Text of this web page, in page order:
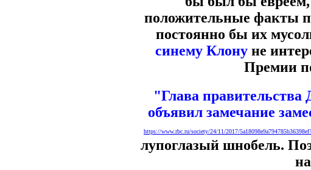
положительные факты
постоянно бы их
синему Клону не
Премии
"Глава
объявил замечание
https://www.rbc.ru/society/24/11/2017/
лупоглазый шнобель.